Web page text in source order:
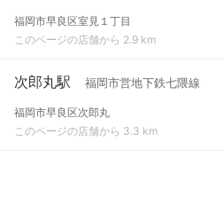
福岡市早良区室見１丁目
このページの店舗から 2.9 km
次郎丸駅 福岡市営地下鉄七隈線
福岡市早良区次郎丸
このページの店舗から 3.3 km